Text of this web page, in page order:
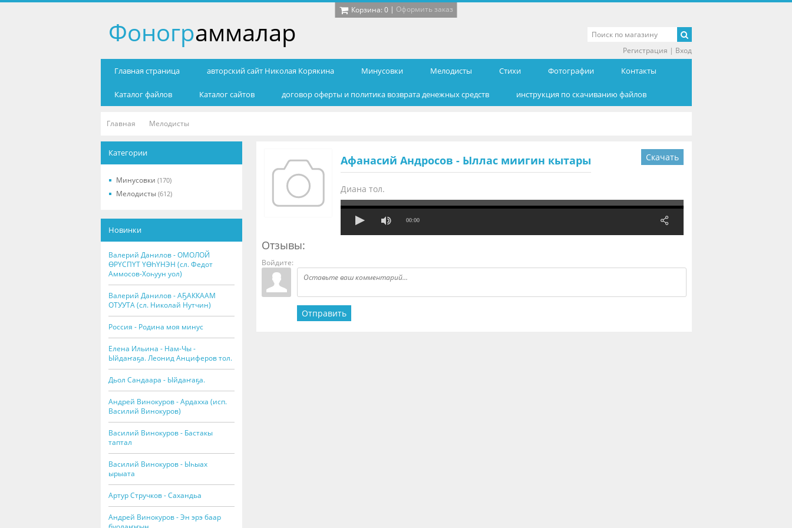
Корзина: 0| Оформить заказ
Фонограммалар
Главная страница авторский сайт Николая Корякина Минусовки Мелодисты Cтихи Фотографии Контакты
Каталог файлов Каталог сайтов договор оферты и политика возврата денежных средств инструкция по скачиванию файлов
Регистрация | Вход
Главная Мелодисты
Афанасий Андросов - Ыллас миигин кытары Скачать
Диана тол.
00:00
Отзывы:
Войдите:
Отправить
Категории
Минусовки (170)
Мелодисты (612)
Новинки
Валерий Данилов - ОМОЛОЙ
ӨРҮСПҮТ ҮӨҺҮНЭН (сл. Федот
Аммосов-Хоһуун уол)
Валерий Данилов - АҔАККААМ
ОТУУТА (сл. Николай Нутчин)
Россия - Родина моя минус
Елена Ильина - Нам-Чы -
Ыйдаҥаҕа. Леонид Анциферов тол.
Дьол Сандаара - Ыйдаҥаҕа.
Андрей Винокуров - Ардахха (исп.
Василий Винокуров)
Василий Винокуров - Бастакы
таптал
Василий Винокуров - Ыһыах
ырыата
Артур Стручков - Сахандьа
Андрей Винокуров - Эн эрэ баар